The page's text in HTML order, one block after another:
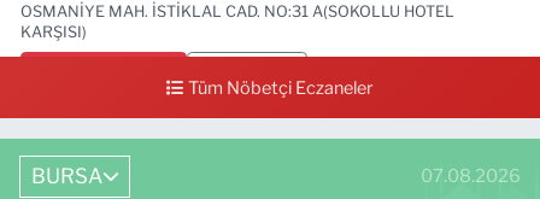
OSMANİYE MAH. İSTİKLAL CAD. NO:31 A(SOKOLLU HOTEL
KARŞISI)
Tüm Nöbetçi Eczaneler
BURSA 07.08.2026